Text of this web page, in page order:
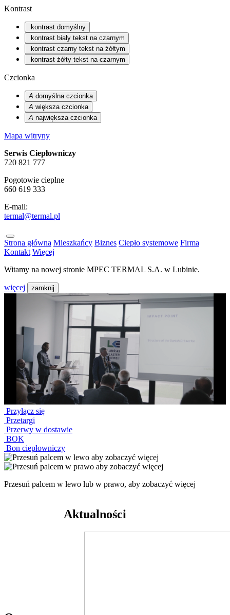
Kontrast
kontrast domyślny
kontrast biały tekst na czarnym
kontrast czarny tekst na żółtym
kontrast żółty tekst na czarnym
Czcionka
A domyślna czcionka
A większa czcionka
A największa czcionka
Mapa witryny
Serwis Ciepłowniczy
720 821 777
Pogotowie cieplne
660 619 333
E-mail:
termal@termal.pl
Strona główna Mieszkańcy Biznes Ciepło systemowe Firma
Kontakt Więcej
Witamy na nowej stronie MPEC TERMAL S.A. w Lubinie.
więcej zamknij
Przyłącz się
Przetargi
Przerwy w dostawie
BOK
Bon ciepłowniczy
Przesuń palcem w lewo lub w prawo, aby zobaczyć więcej
Aktualności